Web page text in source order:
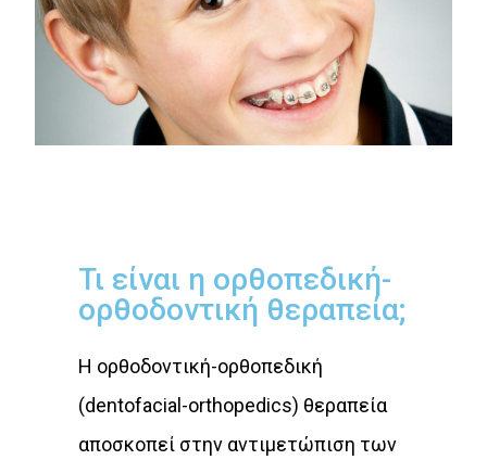
Τι είναι η ορθοπεδική-
ορθοδοντική θεραπεία;
Η ορθοδοντική-ορθοπεδική
(dentofacial-orthopedics) θεραπεία
αποσκοπεί στην αντιμετώπιση των